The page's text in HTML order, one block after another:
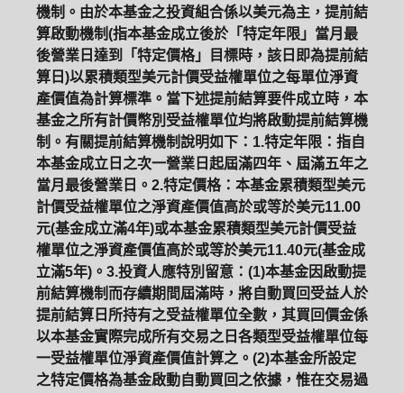
機制。由於本基金之投資組合係以美元為主，提前結
算啟動機制(指本基金成立後於「特定年限」當月最
後營業日達到「特定價格」目標時，該日即為提前結
算日)以累積類型美元計價受益權單位之每單位淨資
產價值為計算標準。當下述提前結算要件成立時，本
基金之所有計價幣別受益權單位均將啟動提前結算機
制。有關提前結算機制說明如下：1.特定年限：指自
本基金成立日之次一營業日起屆滿四年、屆滿五年之
當月最後營業日。2.特定價格：本基金累積類型美元
計價受益權單位之淨資產價值高於或等於美元11.00
元(基金成立滿4年)或本基金累積類型美元計價受益
權單位之淨資產價值高於或等於美元11.40元(基金成
立滿5年)。3.投資人應特別留意：(1)本基金因啟動提
前結算機制而存續期間屆滿時，將自動買回受益人於
提前結算日所持有之受益權單位全數，其買回價金係
以本基金實際完成所有交易之日各類型受益權單位每
一受益權單位淨資產價值計算之。(2)本基金所設定
之特定價格為基金啟動自動買回之依據，惟在交易過